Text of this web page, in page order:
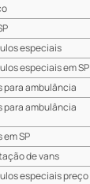
especiais
especiais em SP
para ambulância
para ambulância
SP
de vans
especiais preço